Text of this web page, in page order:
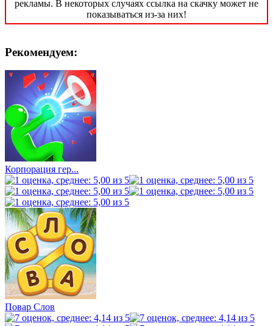
рекламы. В некоторых случаях ссылка на скачку может не
показываться из-за них!
Рекомендуем:
Корпорация гер...
Повар Слов